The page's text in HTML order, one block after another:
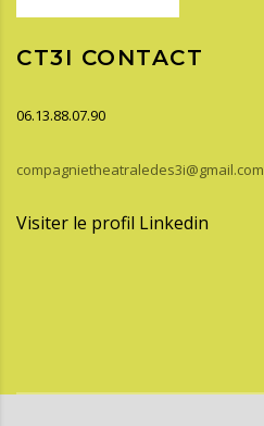
CT3I CONTACT
06.13.88.07.90
compagnietheatraledes3i@gmail.com
Visiter le profil Linkedin